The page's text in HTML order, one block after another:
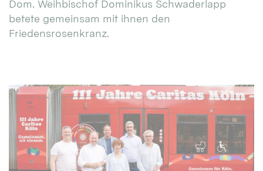
Dom. Weihbischof Dominikus Schwaderlapp
betete gemeinsam mit ihnen den
Friedensrosenkranz.